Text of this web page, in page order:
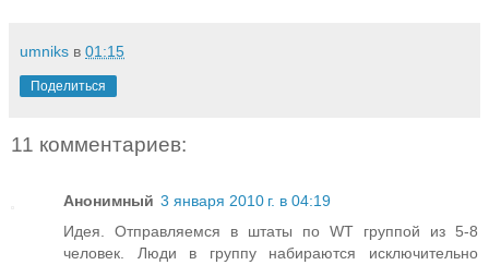
umniks в 01:15
Поделиться
11 комментариев:
Анонимный 3 января 2010 г. в 04:19
Идея. Отправляемся в штаты по WT группой из 5-8
человек. Люди в группу набираются исключительно